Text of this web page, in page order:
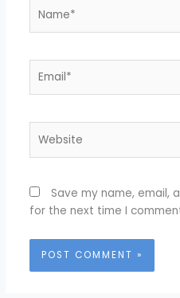
Save my name, email,
for the next time I